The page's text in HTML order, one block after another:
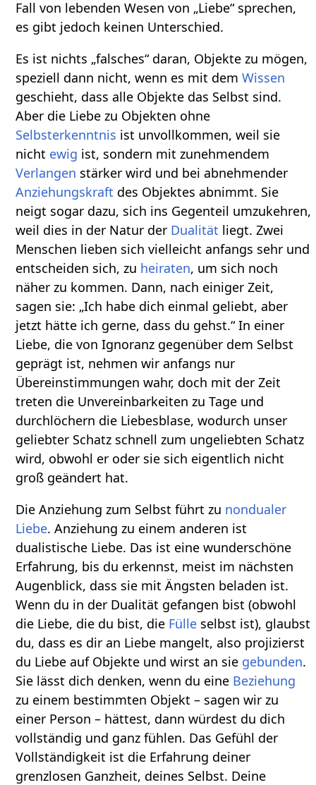
Fall von lebenden Wesen von „Liebe“ sprechen,
es gibt jedoch keinen Unterschied.
Es ist nichts „falsches“ daran, Objekte zu mögen,
speziell dann nicht, wenn es mit demWissen
geschieht, dass alle Objekte das Selbst sind.
Aber die Liebe zu Objekten ohne
Selbsterkenntnis ist unvollkommen, weil sie
nicht ewig ist, sondern mit zunehmendem
Verlangen stärker wird und bei abnehmender
Anziehungskraft des Objektes abnimmt. Sie
neigt sogar dazu, sich ins Gegenteil umzukehren,
weil dies in der Natur der Dualität liegt. Zwei
Menschen lieben sich vielleicht anfangs sehr und
entscheiden sich, zu heiraten, um sich noch
näher zu kommen. Dann, nach einiger Zeit,
sagen sie: „Ich habe dich einmal geliebt, aber
jetzt hätte ich gerne, dass du gehst.“ In einer
Liebe, die von Ignoranz gegenüber dem Selbst
geprägt ist, nehmen wir anfangs nur
Übereinstimmungen wahr, doch mit der Zeit
treten die Unvereinbarkeiten zu Tage und
durchlöchern die Liebesblase, wodurch unser
geliebter Schatz schnell zum ungeliebten Schatz
wird, obwohl er oder sie sich eigentlich nicht
groß geändert hat.
Die Anziehung zum Selbst führt zu nondualer
Liebe. Anziehung zu einem anderen ist
dualistische Liebe. Das ist eine wunderschöne
Erfahrung, bis du erkennst, meist im nächsten
Augenblick, dass sie mit Ängsten beladen ist.
Wenn du in der Dualität gefangen bist (obwohl
die Liebe, die du bist, die Fülle selbst ist), glaubst
du, dass es dir an Liebe mangelt, also projizierst
du Liebe auf Objekte und wirst an sie gebunden.
Sie lässt dich denken, wenn du eine Beziehung
zu einem bestimmten Objekt – sagen wir zu
einer Person – hättest, dann würdest du dich
vollständig und ganz fühlen. Das Gefühl der
Vollständigkeit ist die Erfahrung deiner
grenzlosen Ganzheit, deines Selbst. Deine